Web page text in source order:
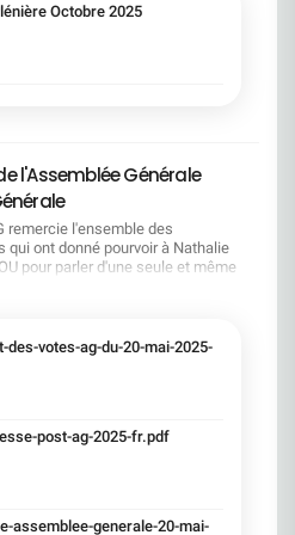
lecture !Octobre 2025
l'Assemblée Générale
remercie l'ensemble des
qui ont donné pourvoir à Nathalie
pour parler d'une seule et même
Générale s'est ouverte avec 4
amélioration en 2024 de tous les
et le premier trimestre 2025
Directeur Général, Slawomir
banque simple et intégrée. Etre
Etre une banque rentable. Le
des-votes-ag-du-20-mai-2025-
post-ag-2025-fr.pdf
assemblee-generale-20-mai-